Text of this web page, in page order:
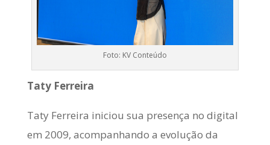
Foto: KV Conteúdo
Taty Ferreira
Taty Ferreira iniciou sua presença no digital
em 2009, acompanhando a evolução da